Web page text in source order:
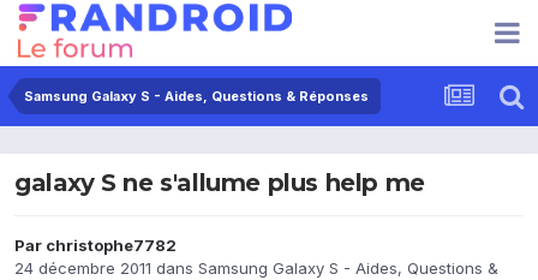
Samsung Galaxy S - Aides, Questions & Réponses
galaxy S ne s'allume plus help me
Par christophe7782
24 décembre 2011 dans Samsung Galaxy S - Aides, Questions &